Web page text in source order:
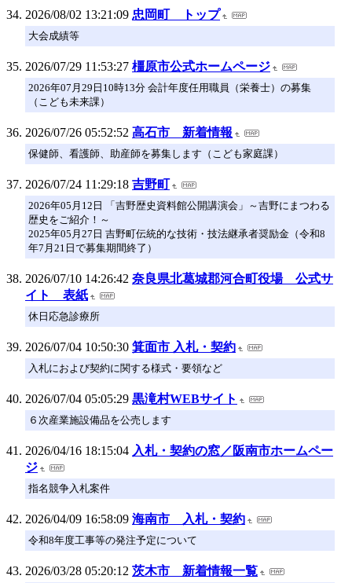
2026/08/02 13:21:09 忠岡町 トップ
大会成績等
2026/07/29 11:53:27 橿原市公式ホームページ
2026年07月29日10時13分 会計年度任用職員（栄養士）の募集
（こども未来課）
2026/07/26 05:52:52 高石市 新着情報
保健師、看護師、助産師を募集します（こども家庭課）
2026/07/24 11:29:18 吉野町
2026年05月12日 「吉野歴史資料館公開講演会」～吉野にまつわる
歴史をご紹介！～
2025年05月27日 吉野町伝統的な技術・技法継承者奨励金（令和8
年7月21日で募集期間終了）
2026/07/10 14:26:42 奈良県北葛城郡河合町役場 公式サ
イト 表紙
休日応急診療所
2026/07/04 10:50:30 箕面市 入札・契約
入札におよび契約に関する様式・要領など
2026/07/04 05:05:29 黒滝村WEBサイト
６次産業施設備品を公売します
2026/04/16 18:15:04 入札・契約の窓／阪南市ホームペー
ジ
指名競争入札案件
2026/04/09 16:58:09 海南市 入札・契約
令和8年度工事等の発注予定について
2026/03/28 05:20:12 茨木市 新着情報一覧